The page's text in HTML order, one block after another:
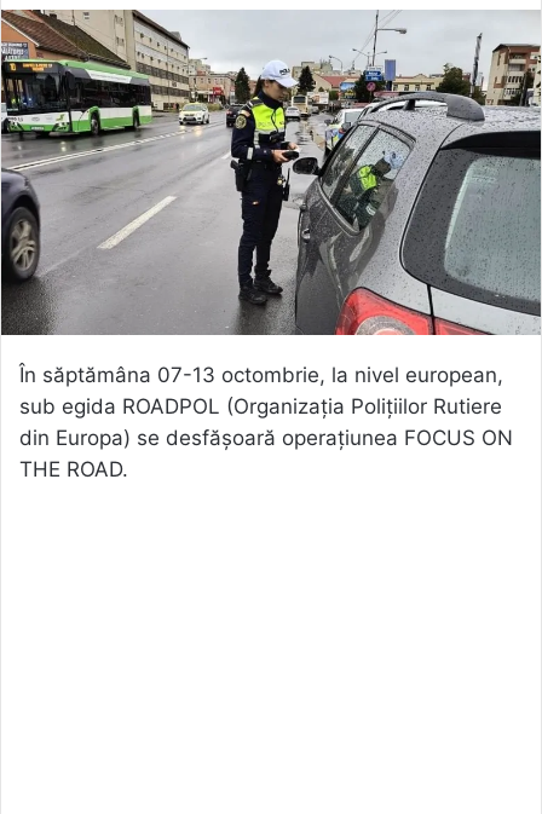
În săptămâna 07-13 octombrie, la nivel european,
sub egida ROADPOL (Organizația Polițiilor Rutiere
din Europa) se desfășoară operațiunea FOCUS ON
THE ROAD.